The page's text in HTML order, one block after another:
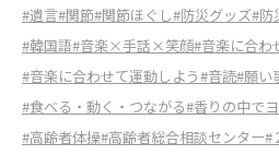
#遺言#関節#関節ほぐし#防災グッズ#防
#韓国語#音楽×手話×笑顔#音楽に合わ
#音楽に合わせて運動しよう#音読#願い
#食べる・動く・つながる#香りの中で
#高齢者体操#高齢者総合相談センター#